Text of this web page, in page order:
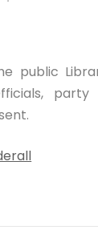
public
party